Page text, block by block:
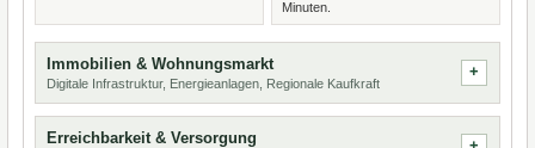
Minuten.
Immobilien & Wohnungsmarkt
Digitale Infrastruktur, Energieanlagen, Regionale Kaufkraft
Erreichbarkeit & Versorgung